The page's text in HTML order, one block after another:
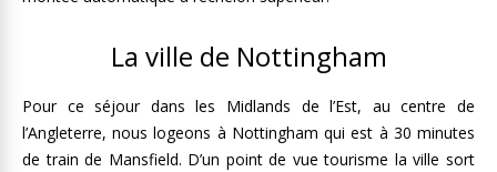
La ville de Nottingham
Pour ce séjour dans les Midlands de l’Est, au centre de
l’Angleterre, nous logeons à Nottingham qui est à 30 minutes
de train de Mansfield. D’un point de vue tourisme la ville sort